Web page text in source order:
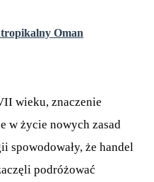
Oman
wieku, znaczenie
w życie nowych zasad
spowodowały, że handel
podróżować